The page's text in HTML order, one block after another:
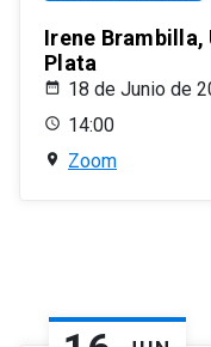
Irene Brambilla,
Plata
18 de Junio de
14:00
Zoom